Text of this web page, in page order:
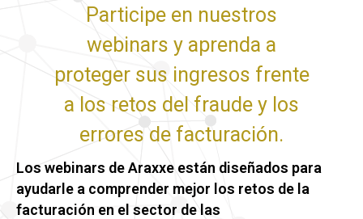
Participe en nuestros
webinars y aprenda a
proteger sus ingresos frente
a los retos del fraude y los
errores de facturación.
Los webinars de Araxxe están diseñados para
ayudarle a comprender mejor los retos de la
facturación en el sector de las